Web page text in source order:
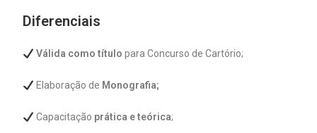
Diferenciais
Válida como título para Concurso de Cartório;
Elaboração de Monografia;
Capacitação prática e teórica;